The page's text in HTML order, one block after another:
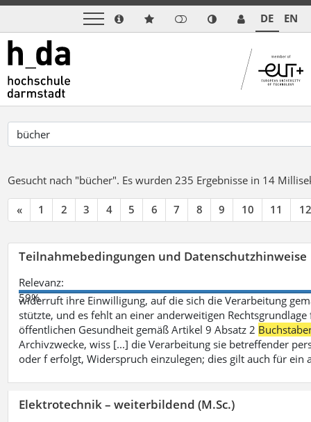
DE EN
Gesucht nach "bücher". Es wurden 235 Ergebnisse in 14
« 1 2 3 4 5 6 7 8 9 10 11 12
Teilnahmebedingungen und Datenschutzhinweise
Relevanz:
59%
widerruft ihre Einwilligung, auf die sich die Verarbeitung
stützte, und es fehlt an einer anderweitigen
öffentlichen Gesundheit gemäß Artikel 9 Absatz 2
Archivzwecke, wiss [...] die Verarbeitung sie betreffender
oder f erfolgt, Widerspruch einzulegen; dies gilt auch für ein
Elektrotechnik – weiterbildend (M.Sc.)